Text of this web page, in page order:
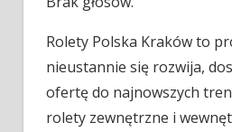
Rolety Polska Kraków to
nieustannie się rozwija,
ofertę do najnowszych
rolety zewnętrzne i